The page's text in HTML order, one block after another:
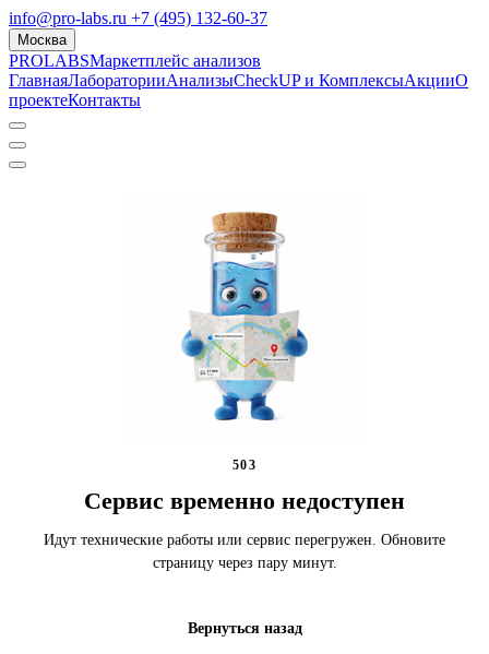
info@pro-labs.ru +7 (495) 132-60-37
Москва
PROLABSМаркетплейс анализов
ГлавнаяЛабораторииАнализыCheckUP и КомплексыАкцииО
проектеКонтакты
503
Сервис временно недоступен
Идут технические работы или сервис перегружен. Обновите
страницу через пару минут.
Вернуться назад